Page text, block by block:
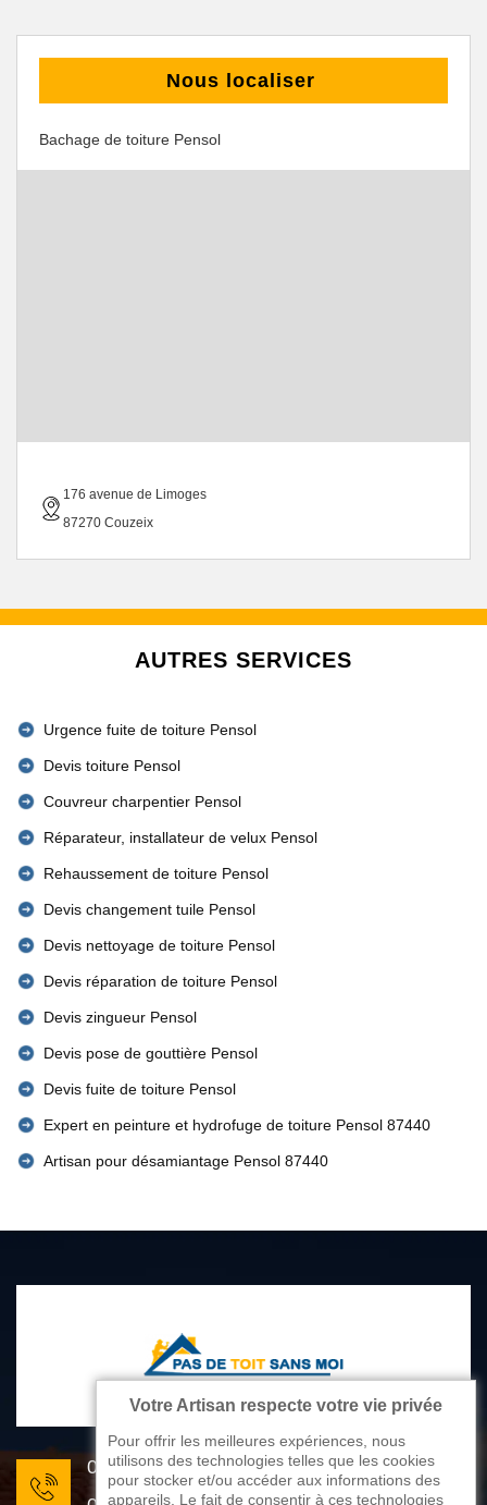
Nous localiser
Bachage de toiture Pensol
176 avenue de Limoges
87270 Couzeix
AUTRES SERVICES
Urgence fuite de toiture Pensol
Devis toiture Pensol
Couvreur charpentier Pensol
Réparateur, installateur de velux Pensol
Rehaussement de toiture Pensol
Devis changement tuile Pensol
Devis nettoyage de toiture Pensol
Devis réparation de toiture Pensol
Devis zingueur Pensol
Devis pose de gouttière Pensol
Devis fuite de toiture Pensol
Expert en peinture et hydrofuge de toiture Pensol 87440
Artisan pour désamiantage Pensol 87440
05 33 06 22 81
Votre Artisan respecte votre vie privée
Pour offrir les meilleures expériences, nous
utilisons des technologies telles que les cookies
pour stocker et/ou accéder aux informations des
appareils. Le fait de consentir à ces technologies